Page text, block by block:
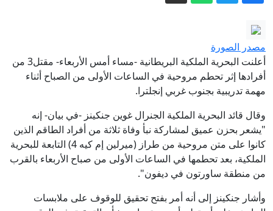
مدرسة بتايلاند (فيديو+صور)
حرائق أوروبا.. لماذا باتت الغابات تشتعل
بنى مرصدا بيديه.. حلم إسباني يتحقق مع
الكسوف
الحوثيون يهاجمون معسكرات حكومية
ويقصفون نجران بالسعودية
للحرب وسط استياء بشأن نقص الذخيرة
مصدر الصورة
أعلنت البحرية الملكية البريطانية -مساء أمس الأربعاء- مقتل3 من
أفرادها إثر تحطم مروحية في الساعات الأولى من الصباح أثناء
مهمة تدريبية بجنوب غربي إنجلترا.
وقال قائد البحرية الملكية الجنرال غوين جنكينز -في بيان- إنه
"يشعر بحزن عميق لمشاركة نبأ وفاة ثلاثة من أفراد الطاقم الذين
كانوا على متن مروحية من طراز (ميرلين إم كيه 4) التابعة للبحرية
الملكية، بعد تحطمها في الساعات الأولى من صباح الأربعاء بالقرب
من منطقة ساورتون في ديفون".
وأشار جنكينز إلى أنه أمر بفتح تحقيق للوقوف على ملابسات